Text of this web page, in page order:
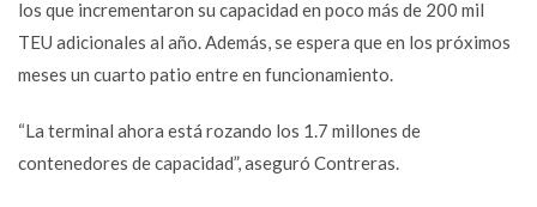
los que incrementaron su capacidad en poco más de 200 mil
TEU adicionales al año. Además, se espera que en los próximos
meses un cuarto patio entre en funcionamiento.
“La terminal ahora está rozando los 1.7 millones de
contenedores de capacidad”, aseguró Contreras.